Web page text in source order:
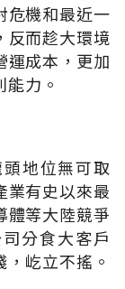
危機和最近一
反而趁大環境
運成本，更加
力。
地位無可取
業有史以來最
體等大陸競爭
分食大客戶
屹立不搖。